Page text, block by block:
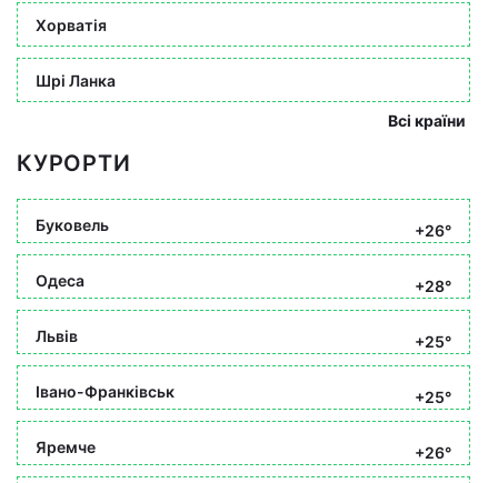
Хорватія
Шрі Ланка
Всі країни
КУРОРТИ
Буковель +26°
Одеса +28°
Львів +25°
Івано-Франківськ +25°
Яремче +26°